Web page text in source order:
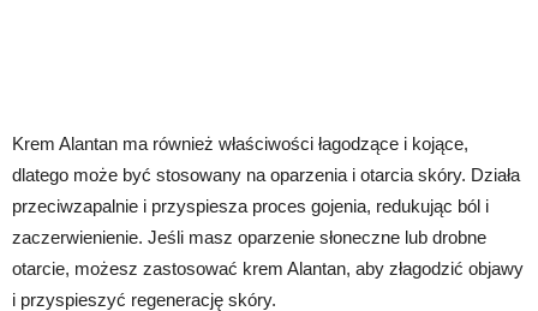
Krem Alantan ma również właściwości łagodzące i kojące,
dlatego może być stosowany na oparzenia i otarcia skóry. Działa
przeciwzapalnie i przyspiesza proces gojenia, redukując ból i
zaczerwienienie. Jeśli masz oparzenie słoneczne lub drobne
otarcie, możesz zastosować krem Alantan, aby złagodzić objawy
i przyspieszyć regenerację skóry.